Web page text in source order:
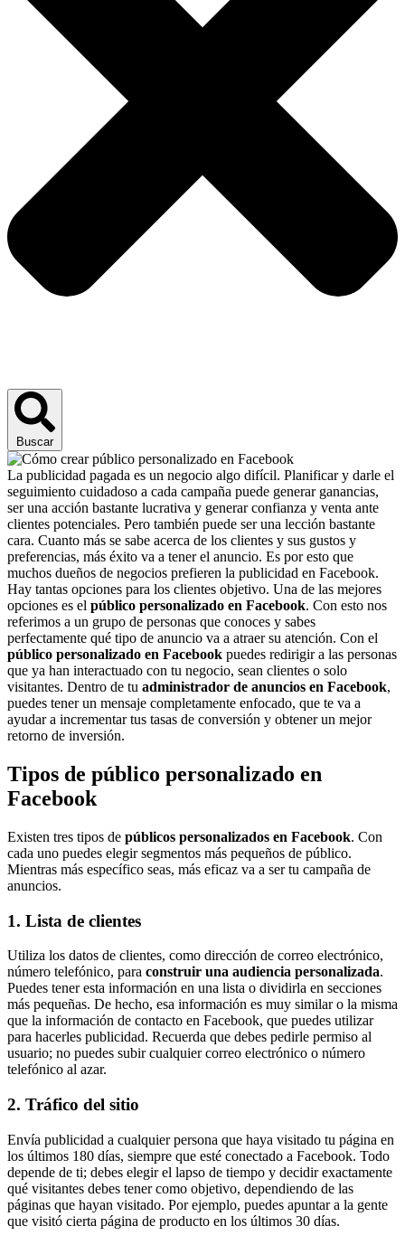
Buscar
La publicidad pagada es un negocio algo difícil. Planificar y darle el
seguimiento cuidadoso a cada campaña puede generar ganancias,
ser una acción bastante lucrativa y generar confianza y venta ante
clientes potenciales. Pero también puede ser una lección bastante
cara. Cuanto más se sabe acerca de los clientes y sus gustos y
preferencias, más éxito va a tener el anuncio. Es por esto que
muchos dueños de negocios prefieren la publicidad en Facebook.
Hay tantas opciones para los clientes objetivo. Una de las mejores
opciones es el público personalizado en Facebook. Con esto nos
referimos a un grupo de personas que conoces y sabes
perfectamente qué tipo de anuncio va a atraer su atención. Con el
público personalizado en Facebook puedes redirigir a las personas
que ya han interactuado con tu negocio, sean clientes o solo
visitantes. Dentro de tu administrador de anuncios en Facebook,
puedes tener un mensaje completamente enfocado, que te va a
ayudar a incrementar tus tasas de conversión y obtener un mejor
retorno de inversión.
Tipos de público personalizado en
Facebook
Existen tres tipos de públicos personalizados en Facebook. Con
cada uno puedes elegir segmentos más pequeños de público.
Mientras más específico seas, más eficaz va a ser tu campaña de
anuncios.
1. Lista de clientes
Utiliza los datos de clientes, como dirección de correo electrónico,
número telefónico, para construir una audiencia personalizada.
Puedes tener esta información en una lista o dividirla en secciones
más pequeñas. De hecho, esa información es muy similar o la misma
que la información de contacto en Facebook, que puedes utilizar
para hacerles publicidad. Recuerda que debes pedirle permiso al
usuario; no puedes subir cualquier correo electrónico o número
telefónico al azar.
2. Tráfico del sitio
Envía publicidad a cualquier persona que haya visitado tu página en
los últimos 180 días, siempre que esté conectado a Facebook. Todo
depende de ti; debes elegir el lapso de tiempo y decidir exactamente
qué visitantes debes tener como objetivo, dependiendo de las
páginas que hayan visitado. Por ejemplo, puedes apuntar a la gente
que visitó cierta página de producto en los últimos 30 días.